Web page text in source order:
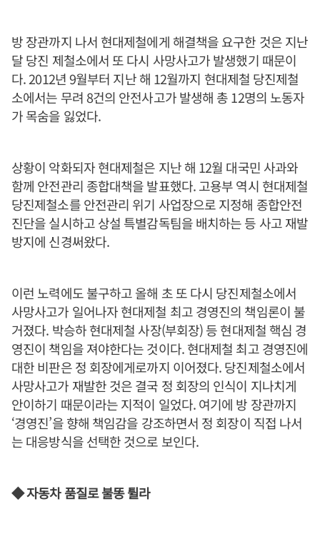
방 장관까지 나서 현대제철에게 해결책을 요구한 것은 지난
달 당진 제철소에서 또 다시 사망사고가 발생했기 때문이
다. 2012년 9월부터 지난 해 12월까지 현대제철 당진제철
소에서는 무려 8건의 안전사고가 발생해 총 12명의 노동자
가 목숨을 잃었다.
상황이 악화되자 현대제철은 지난 해 12월 대국민 사과와
함께 안전관리 종합대책을 발표했다. 고용부 역시 현대제철
당진제철소를 안전관리 위기 사업장으로 지정해 종합안전
진단을 실시하고 상설 특별감독팀을 배치하는 등 사고 재발
방지에 신경써왔다.
이런 노력에도 불구하고 올해 초 또 다시 당진제철소에서
사망사고가 일어나자 현대제철 최고 경영진의 책임론이 불
거졌다. 박승하 현대제철 사장(부회장) 등 현대제철 핵심 경
영진이 책임을 져야한다는 것이다. 현대제철 최고 경영진에
대한 비판은 정 회장에게로까지 이어졌다. 당진제철소에서
사망사고가 재발한 것은 결국 정 회장의 인식이 지나치게
안이하기 때문이라는 지적이 일었다. 여기에 방 장관까지
‘경영진’을 향해 책임감을 강조하면서 정 회장이 직접 나서
는 대응방식을 선택한 것으로 보인다.
◆ 자동차 품질로 불똥 튈라